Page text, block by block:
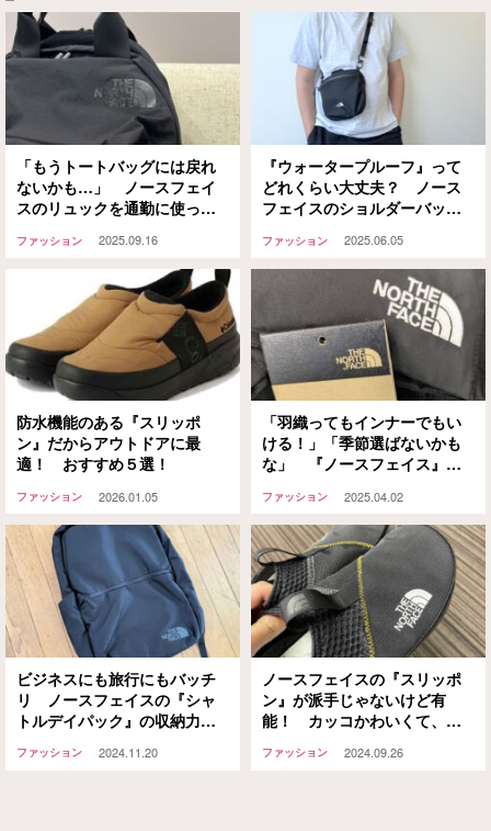
「もうトートバッグには戻れ
ないかも…」 ノースフェイ
スのリュックを通勤に使った
ファッション 2025.09.16
『ウォータープルーフ』って
どれくらい大丈夫？ ノース
フェイスのショルダーバッグ
ファッション 2025.06.05
防水機能のある『スリッポ
ン』だからアウトドアに最
適！ おすすめ５選！
ファッション 2026.01.05
「羽織ってもインナーでもい
ける！」「季節選ばないかも
な」 『ノースフェイス』の
っ！
ファッション 2025.04.02
ビジネスにも旅行にもバッチ
リ ノースフェイスの『シャ
トルデイパック』の収納力に
ファッション 2024.11.20
ノースフェイスの『スリッポ
ン』が派手じゃないけど有
能！ カッコかわいくて、カ
ファッション 2024.09.26